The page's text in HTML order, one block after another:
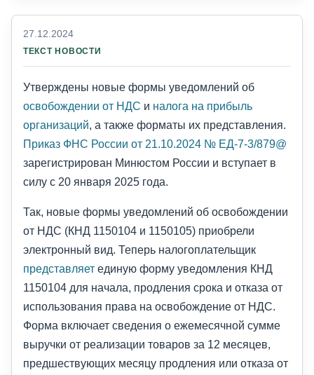
27.12.2024
ТЕКСТ НОВОСТИ
Утверждены новые формы уведомлений об
освобождении от НДС и налога на прибыль
организаций, а также форматы их представления.
Приказ ФНС России от 21.10.2024 № ЕД-7-3/879@
зарегистрирован Минюстом России и вступает в
силу с 20 января 2025 года.
Так, новые формы уведомлений об освобождении
от НДС (КНД 1150104 и 1150105) приобрели
электронный вид. Теперь налогоплательщик
представляет единую форму уведомления КНД
1150104 для начала, продления срока и отказа от
использования права на освобождение от НДС.
Форма включает сведения о ежемесячной сумме
выручки от реализации товаров за 12 месяцев,
предшествующих месяцу продления или отказа от